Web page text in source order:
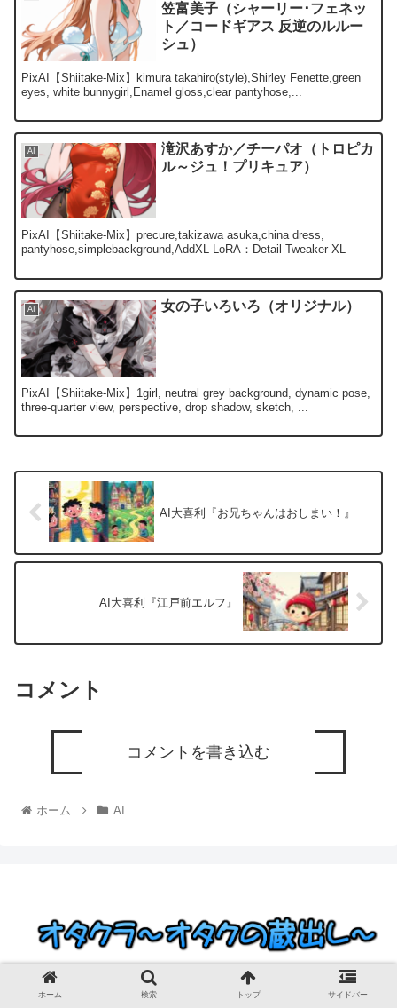
笠富美子（シャーリー･フェネッ
ト／コードギアス 反逆のルルー
シュ）
PixAI【Shiitake-Mix】kimura takahiro(style),Shirley Fenette,green
eyes, white bunnygirl,Enamel gloss,clear pantyhose,...
AI
滝沢あすか／チーパオ（トロピカ
ル～ジュ！プリキュア）
PixAI【Shiitake-Mix】precure,takizawa asuka,china dress,
pantyhose,simplebackground,AddXL LoRA：Detail Tweaker XL
AI 女の子いろいろ（オリジナル）
PixAI【Shiitake-Mix】1girl, neutral grey background, dynamic pose,
three-quarter view, perspective, drop shadow, sketch, ...
AI大喜利『お兄ちゃんはおしまい！』
AI大喜利『江戸前エルフ』
コメント
コメントを書き込む
ホーム AI
© 2023 オタクラ～オタクの蔵出し～.
ホーム 検索 トップ サイドバー